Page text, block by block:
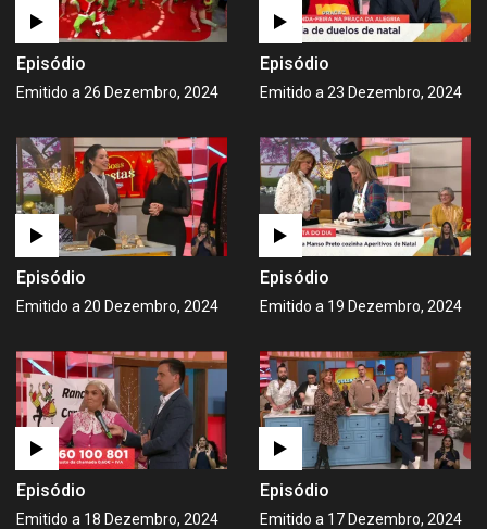
Episódio
Emitido a 26 Dezembro, 2024
Episódio
Emitido a 23 Dezembro, 2024
Episódio
Emitido a 20 Dezembro, 2024
Episódio
Emitido a 19 Dezembro, 2024
Episódio
Emitido a 18 Dezembro, 2024
Episódio
Emitido a 17 Dezembro, 2024